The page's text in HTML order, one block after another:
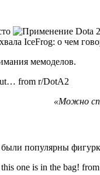
мемоделов.
from r/DotA2
«Можно
были популярны
one is in the bag!